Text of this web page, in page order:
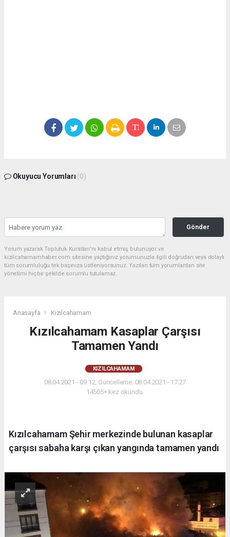
Okuyucu Yorumları (0)
Gönder
Yorum yazarak Topluluk Kuralları’nı kabul etmiş bulunuyor ve
kizilcahamamhaber.com sitesine yaptığınız yorumunuzla ilgili doğrudan veya dolaylı
tüm sorumluluğu tek başınıza üstleniyorsunuz. Yazılan tüm yorumlardan site
yönetimi hiçbir şekilde sorumlu tutulamaz.
Anasayfa Kızılcahamam
Kızılcahamam Kasaplar Çarşısı
Tamamen Yandı
KIZILCAHAMAM
08.04.2021 - 09:12, Güncelleme: 08.04.2021 - 17:27
14505+ kez okundu.
Kızılcahamam Şehir merkezinde bulunan kasaplar
çarşısı sabaha karşı çıkan yangında tamamen yandı